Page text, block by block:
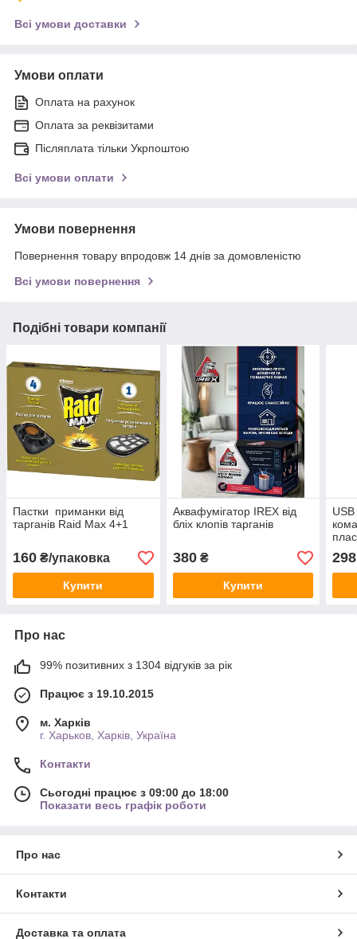
Всі умови доставки
Умови оплати
Оплата на рахунок
Оплата за реквізитами
Післяплата тільки Укрпоштою
Всі умови оплати
Умови повернення
Повернення товару впродовж 14 днів за домовленістю
Всі умови повернення
Подібні товари компанії
Пастки приманки від
тарганів Raid Мах 4+1
160 ₴/упаковка
Купити
Аквафумігатор IREX від
бліх клопів тарганів
380₴
Купити
USB
298
Про нас
99% позитивних з 1304 відгуків за рік
Працює з 19.10.2015
м. Харків
г. Харьков, Харків, Україна
Контакти
Сьогодні працює з 09:00 до 18:00
Показати весь графік роботи
Про нас
Контакти
Доставка та оплата